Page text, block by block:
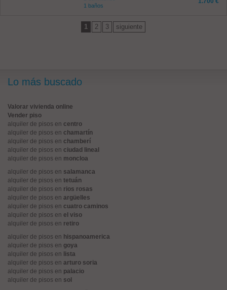
1 baños
1 2 3 siguiente
Lo más buscado
Valorar vivienda online
Vender piso
alquiler de pisos en centro
alquiler de pisos en chamartín
alquiler de pisos en chamberí
alquiler de pisos en ciudad lineal
alquiler de pisos en moncloa
alquiler de pisos en salamanca
alquiler de pisos en tetuán
alquiler de pisos en rios rosas
alquiler de pisos en argüelles
alquiler de pisos en cuatro caminos
alquiler de pisos en el viso
alquiler de pisos en retiro
alquiler de pisos en hispanoamerica
alquiler de pisos en goya
alquiler de pisos en lista
alquiler de pisos en arturo soria
alquiler de pisos en palacio
alquiler de pisos en sol